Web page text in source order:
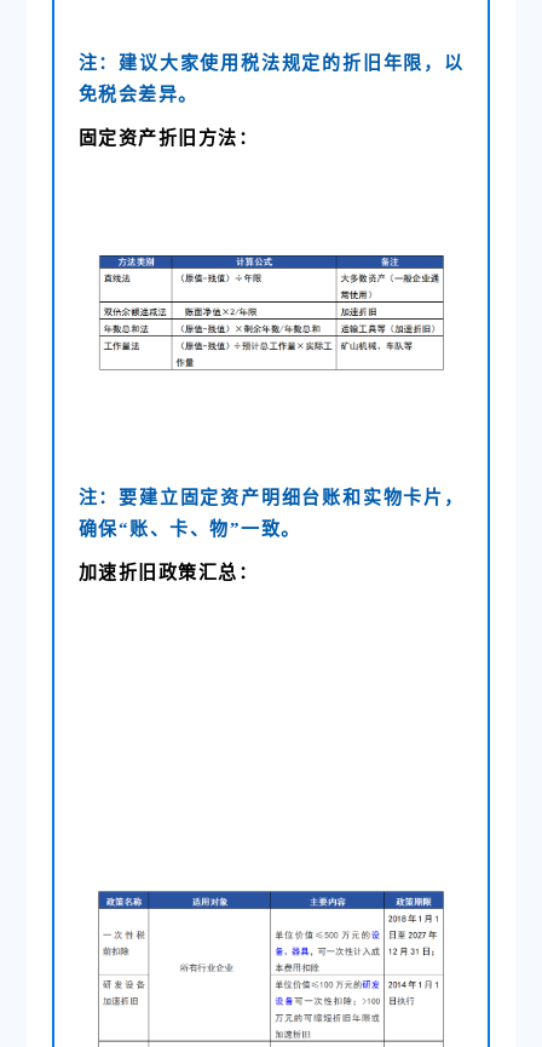
注：建议大家使用税法规定的折旧年限，以
免税会差异。
固定资产折旧方法：
注：要建立固定资产明细台账和实物卡片，
确保“账、卡、物”一致。
加速折旧政策汇总：